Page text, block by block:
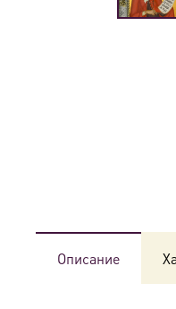
Описание